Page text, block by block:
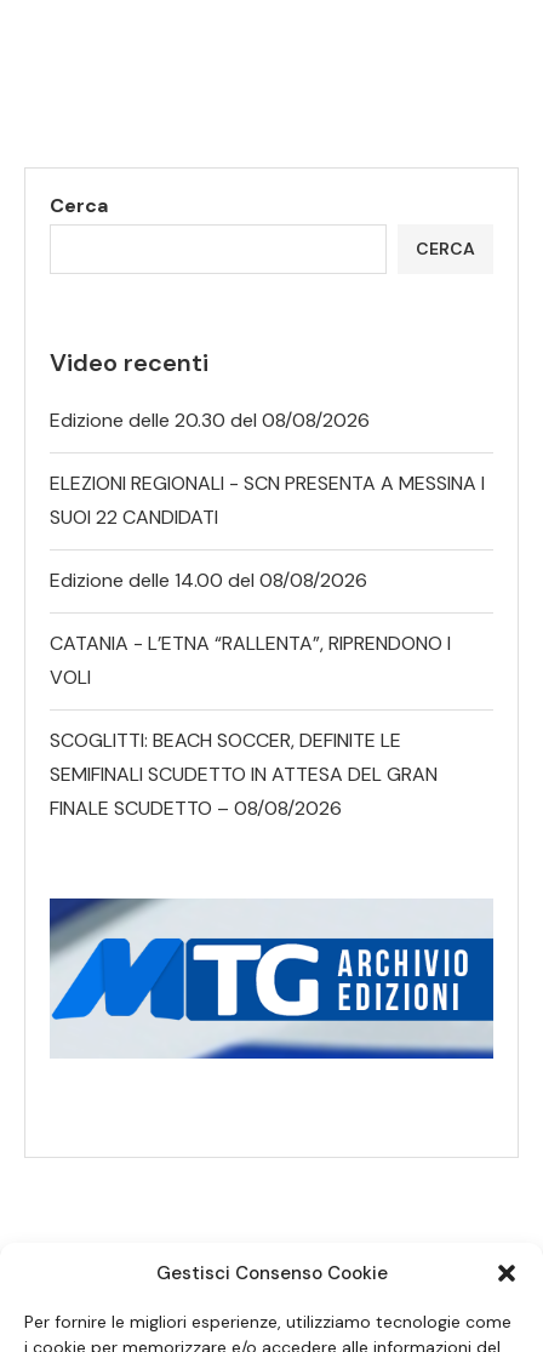
Gestisci Consenso Cookie
Per fornire le migliori esperienze, utilizziamo tecnologie come
i cookie per memorizzare e/o accedere alle informazioni del
Cerca
CERCA
Video recenti
Edizione delle 20.30 del 08/08/2026
ELEZIONI REGIONALI - SCN PRESENTA A MESSINA I
SUOI 22 CANDIDATI
Edizione delle 14.00 del 08/08/2026
CATANIA - L’ETNA “RALLENTA”, RIPRENDONO I
VOLI
SCOGLITTI: BEACH SOCCER, DEFINITE LE
SEMIFINALI SCUDETTO IN ATTESA DEL GRAN
FINALE SCUDETTO – 08/08/2026
SEGUICI SUI SOCIAL